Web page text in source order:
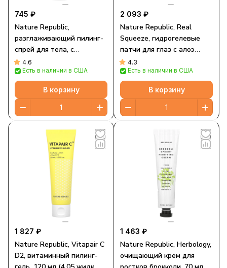
745 ₽
Nature Republic,
разглаживающий пилинг-
спрей для тела, с
фитонцидом, 300 мл (10,14
жидк. унции)
4.6
Есть в наличии в США
В корзину
2 093 ₽
Nature Republic, Real
Squeeze, гидрогелевые
патчи для глаз с алоэ
вера, 60 шт., 70 г (2,46
унции)
4.3
Есть в наличии в США
В корзину
1 827 ₽
Nature Republic, Vitapair C
D2, витаминный пилинг-
1 463 ₽
Nature Republic, Herbology,
очищающий крем для